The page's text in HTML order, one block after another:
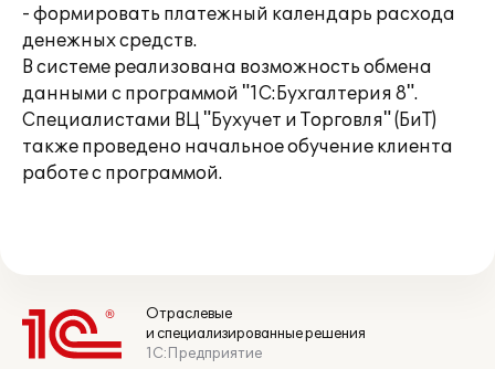
- формировать платежный календарь расхода
денежных средств.
В системе реализована возможность обмена
данными с программой "1C:Бухгалтерия 8".
Специалистами ВЦ "Бухучет и Торговля" (БиТ)
также проведено начальное обучение клиента
работе с программой.
Отраслевые
и специализированные решения
1С:Предприятие